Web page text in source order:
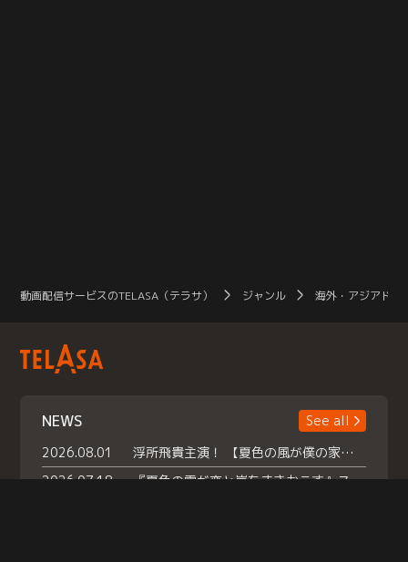
動画配信サービスのTELASA（テラサ） ジャンル 海外・アジアドラ
NEWS
See all
2026.08.01
浮所飛貴主演！ 【夏色の風が僕の家にやってきた】 本日よりテラサで独占配信スタート！
2026.07.18
『夏色の雲が恋と嵐をまきおこす』スペシャルメイキング 【Part1】2026年７月18日（土）23時30分～配信スタート！話題のシーンの裏側を大公開！豪華キャスト大集合！ 『武宮家 真夏の家族会議』開催！